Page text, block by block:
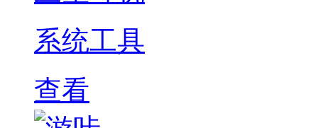
系统工具
查看